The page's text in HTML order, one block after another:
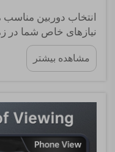
انتخاب دوربین
نیازهای خاص شما در
فرآیند کار و
کیفیت تحقیقات یا
دوربین ایده‌آل
مشاهده بیشتر